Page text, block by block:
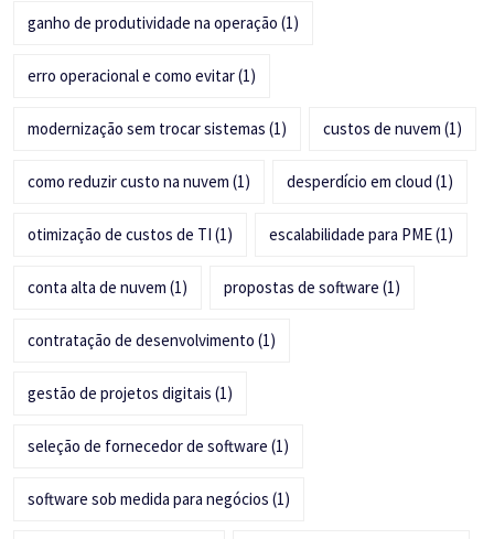
ganho de produtividade na operação (1)
erro operacional e como evitar(1)
modernização sem trocar sistemas (1) custos de nuvem (1)
como reduzir custo na nuvem (1) desperdício em cloud (1)
otimização de custos de TI (1) escalabilidade para PME(1)
conta alta de nuvem (1) propostas de software (1)
contratação de desenvolvimento (1)
gestão de projetos digitais (1)
seleção de fornecedor de software (1)
software sob medida para negócios (1)